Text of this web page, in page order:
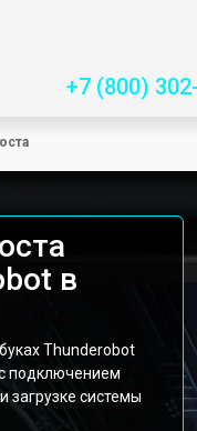
+7 (800)
в
Thunderobot
подключением
загрузке системы